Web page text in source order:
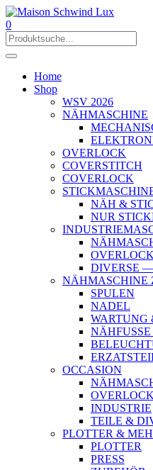
0
Home
Shop
WSV 2026
NÄHMASCHINE
OVERLOCK
COVERSTITCH
COVERLOCK
NÄH &
NUR
DIVERSE —
NÄHMASCHINE
SPULEN
NADEL
WARTUNG
OCCASION
OVERLOCK
INDUSTRIE
TEILE &
PLOTTER &
PLOTTER
PRESS